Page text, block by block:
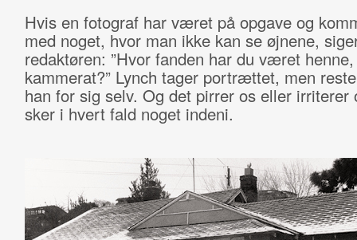
Hvis en fotograf har været på opgave og
med noget, hvor man ikke kan se øjnene,
redaktøren: ”Hvor fanden har du været henne,
kammerat?” Lynch tager portrættet, men
han for sig selv. Og det pirrer os eller irriterer
sker i hvert fald noget indeni.